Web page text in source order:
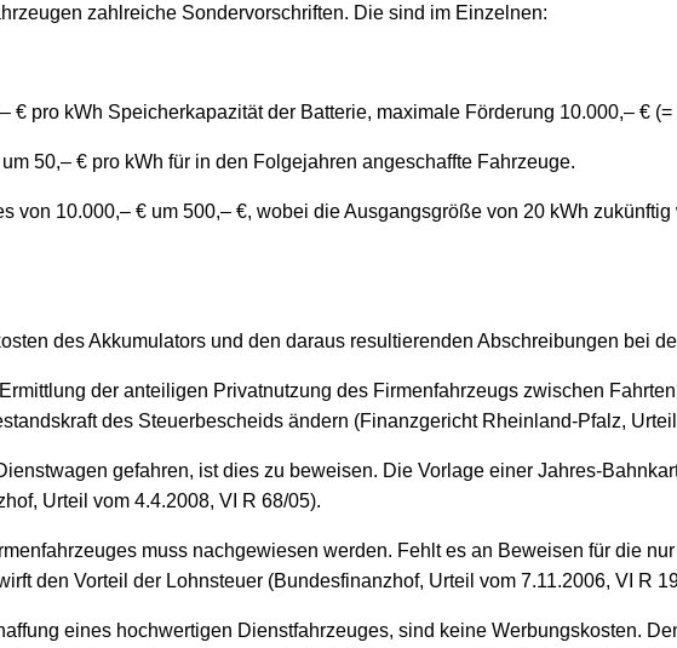
zahlreiche Sondervorschriften. Die sind im Einzelnen:
€ pro kWh Speicherkapazität der Batterie, maximale Förderung 10.000,– € (=
50,– € pro kWh für in den Folgejahren angeschaffte Fahrzeuge.
von 10.000,– € um 500,– €, wobei die Ausgangsgröße von 20 kWh
des Akkumulators und den daraus resultierenden Abschreibungen bei
der anteiligen Privatnutzung des Firmenfahrzeugs zwischen
des Steuerbescheids ändern (Finanzgericht Rheinland-Pfalz,
gefahren, ist dies zu beweisen. Die Vorlage einer Jahres-
Urteil vom 4.4.2008, VI R 68/05).
muss nachgewiesen werden. Fehlt es an Beweisen für die
den Vorteil der Lohnsteuer (Bundesfinanzhof, Urteil vom 7.11.2006, VI R
eines hochwertigen Dienstfahrzeuges, sind keine Werbungskosten.